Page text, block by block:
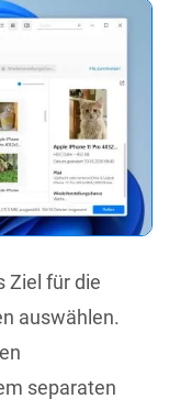
Ziel für die
auswählen.
separaten